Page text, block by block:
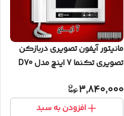
مانیتور آیفون تصویری دربازکن
تصویری تکنما 7 اینچ مدل D70
3,840,000
افزودن به سبد